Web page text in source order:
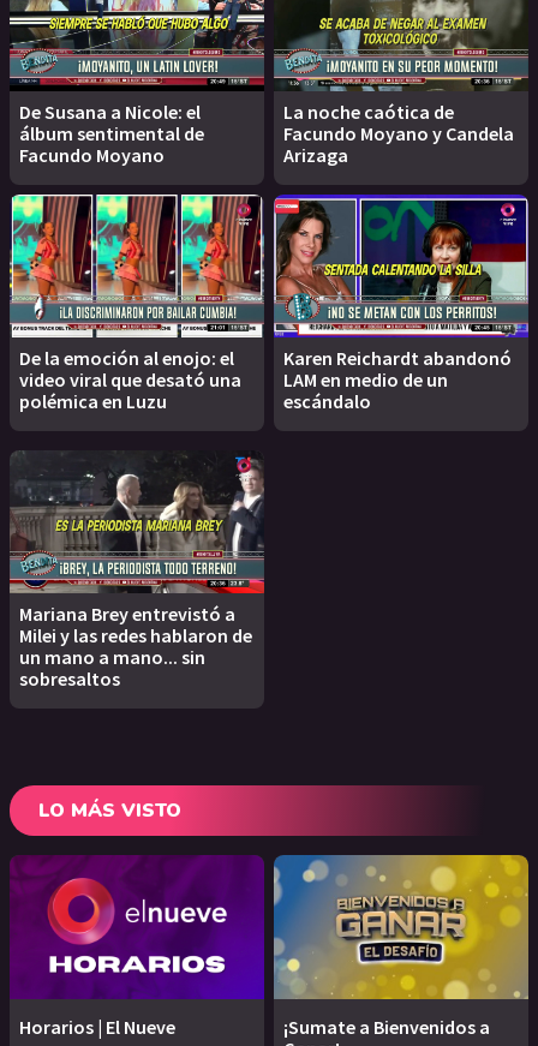
De Susana a Nicole: el
álbum sentimental de
Facundo Moyano
La noche caótica de
Facundo Moyano y Candela
Arizaga
De la emoción al enojo: el
video viral que desató una
polémica en Luzu
Karen Reichardt abandonó
LAM en medio de un
escándalo
Mariana Brey entrevistó a
Milei y las redes hablaron de
un mano a mano... sin
sobresaltos
LO MÁS VISTO
Horarios | El Nueve
¡Sumate a Bienvenidos a